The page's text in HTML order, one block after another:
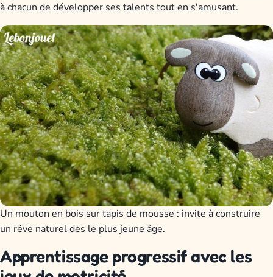
à chacun de développer ses talents tout en s'amusant.
Un mouton en bois sur tapis de mousse : invite à construire
un rêve naturel dès le plus jeune âge.
Apprentissage progressif avec les